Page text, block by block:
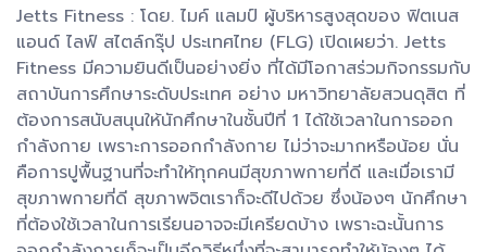
Jetts Fitness : โดย. ไมค์ แลมป์ ผู้บริหารสูงสุดของ ฟิตเนส
แอนด์ ไลฟ์ สไตล์กรุ๊ป ประเทศไทย (FLG) เปิดเผยว่า. Jetts
Fitness มีความยินดีเป็นอย่างยิ่ง ที่ได้มีโอกาสร่วมกิจกรรมกับ
สถาบันการศึกษาระดับประเทศ อย่าง มหาวิทยาลัยสวนดุสิต ที่
ต้องการสนับสนุนให้นักศึกษาในชั้นปีที่ 1 ได้ใช้เวลาในการออก
กำลังกาย เพราะการออกกำลังกาย ไม่ว่าจะมากหรือน้อย นั่น
คือการปูพื้นฐานที่จะทำให้ทุกคนมีสุขภาพกายที่ดี และเมื่อเรามี
สุขภาพกายที่ดี สุขภาพจิตเราก็จะดีไปด้วย ซึ่งน้องๆ นักศึกษา
ที่ต้องใช้เวลาในการเรียนอาจจะมีเครียดบ้าง เพราะฉะนั้นการ